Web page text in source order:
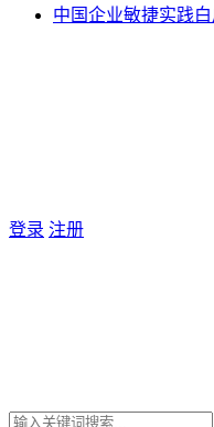
中国企业敏捷实践
登录 注册